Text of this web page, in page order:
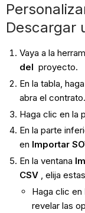
Descargar
Vaya a la
del proyecto.
En la tabla,
abra el contrato.
Haga clic en la
En la parte
en Importar
En la ventana
CSV, elija
Haga clic en
revelar las